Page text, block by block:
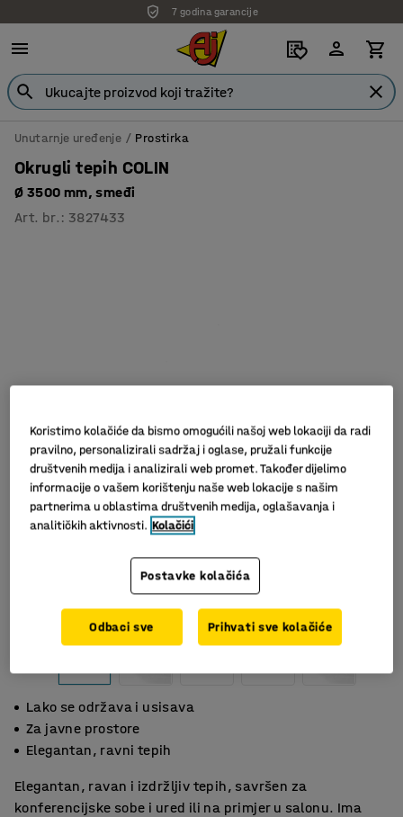
7 godina garancije
Unutarnje uređenje Prostirka
Okrugli tepih COLIN
Ø 3500 mm, smeđi
Art. br. : 3827433
Lako se održava i usisava
Za javne prostore
Elegantan, ravni tepih
Elegantan, ravan i izdržljiv tepih, savršen za
konferencijske sobe i ured ili na primjer u salonu. Ima
Koristimo kolačiće da bismo omogućili našoj web lokaciji da radi
pravilno, personalizirali sadržaj i oglase, pružali funkcije
društvenih medija i analizirali web promet. Također dijelimo
informacije o vašem korištenju naše web lokacije s našim
partnerima u oblastima društvenih medija, oglašavanja i
analitičkih aktivnosti. Kolačići
Postavke kolačića
Odbaci sve Prihvati sve kolačiće